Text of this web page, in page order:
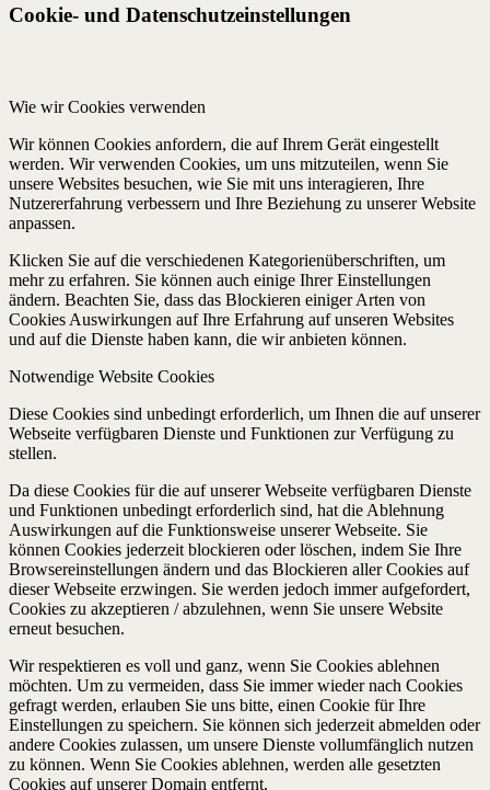
Cookie- und Datenschutzeinstellungen
Wie wir Cookies verwenden
Wir können Cookies anfordern, die auf Ihrem Gerät eingestellt
werden. Wir verwenden Cookies, um uns mitzuteilen, wenn Sie
unsere Websites besuchen, wie Sie mit uns interagieren, Ihre
Nutzererfahrung verbessern und Ihre Beziehung zu unserer Website
anpassen.
Klicken Sie auf die verschiedenen Kategorienüberschriften, um
mehr zu erfahren. Sie können auch einige Ihrer Einstellungen
ändern. Beachten Sie, dass das Blockieren einiger Arten von
Cookies Auswirkungen auf Ihre Erfahrung auf unseren Websites
und auf die Dienste haben kann, die wir anbieten können.
Notwendige Website Cookies
Diese Cookies sind unbedingt erforderlich, um Ihnen die auf unserer
Webseite verfügbaren Dienste und Funktionen zur Verfügung zu
stellen.
Da diese Cookies für die auf unserer Webseite verfügbaren Dienste
und Funktionen unbedingt erforderlich sind, hat die Ablehnung
Auswirkungen auf die Funktionsweise unserer Webseite. Sie
können Cookies jederzeit blockieren oder löschen, indem Sie Ihre
Browsereinstellungen ändern und das Blockieren aller Cookies auf
dieser Webseite erzwingen. Sie werden jedoch immer aufgefordert,
Cookies zu akzeptieren / abzulehnen, wenn Sie unsere Website
erneut besuchen.
Wir respektieren es voll und ganz, wenn Sie Cookies ablehnen
möchten. Um zu vermeiden, dass Sie immer wieder nach Cookies
gefragt werden, erlauben Sie uns bitte, einen Cookie für Ihre
Einstellungen zu speichern. Sie können sich jederzeit abmelden oder
andere Cookies zulassen, um unsere Dienste vollumfänglich nutzen
zu können. Wenn Sie Cookies ablehnen, werden alle gesetzten
Cookies auf unserer Domain entfernt.